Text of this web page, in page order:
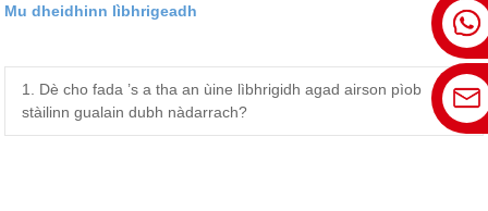
Mu dheidhinn lìbhrigeadh
1. Dè cho fada ’s a tha an ùine lìbhrigidh agad airson pìob
stàilinn gualain dubh nàdarrach?